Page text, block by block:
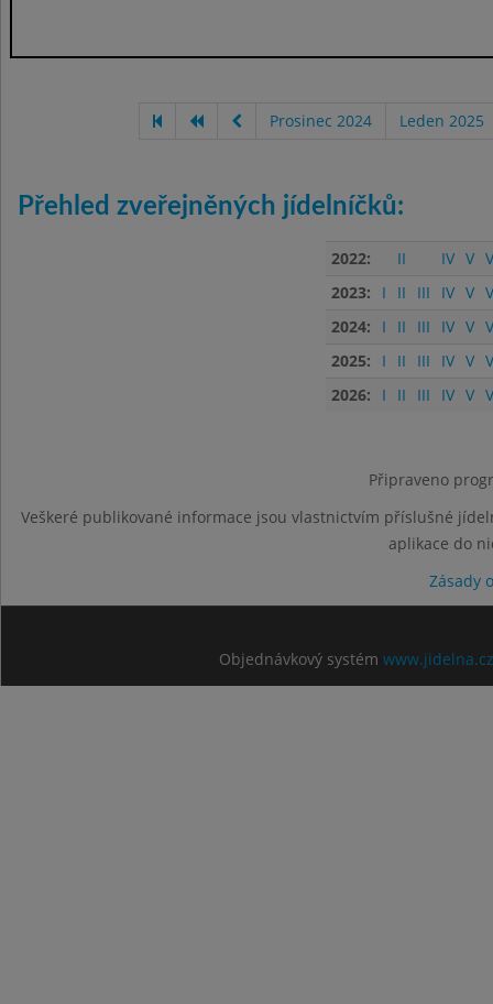
Prosinec 2024 Leden 2025
Přehled zveřejněných jídelníčků:
2022: II IV V
2023:
I II III IV V
2024:
I II III IV V
2025:
I II III IV V
2026:
I II III IV V
Připraveno
Veškeré publikované informace jsou vlastnictvím příslušné
aplikace do
Zásady
Objednávkový systém www.jidelna.cz